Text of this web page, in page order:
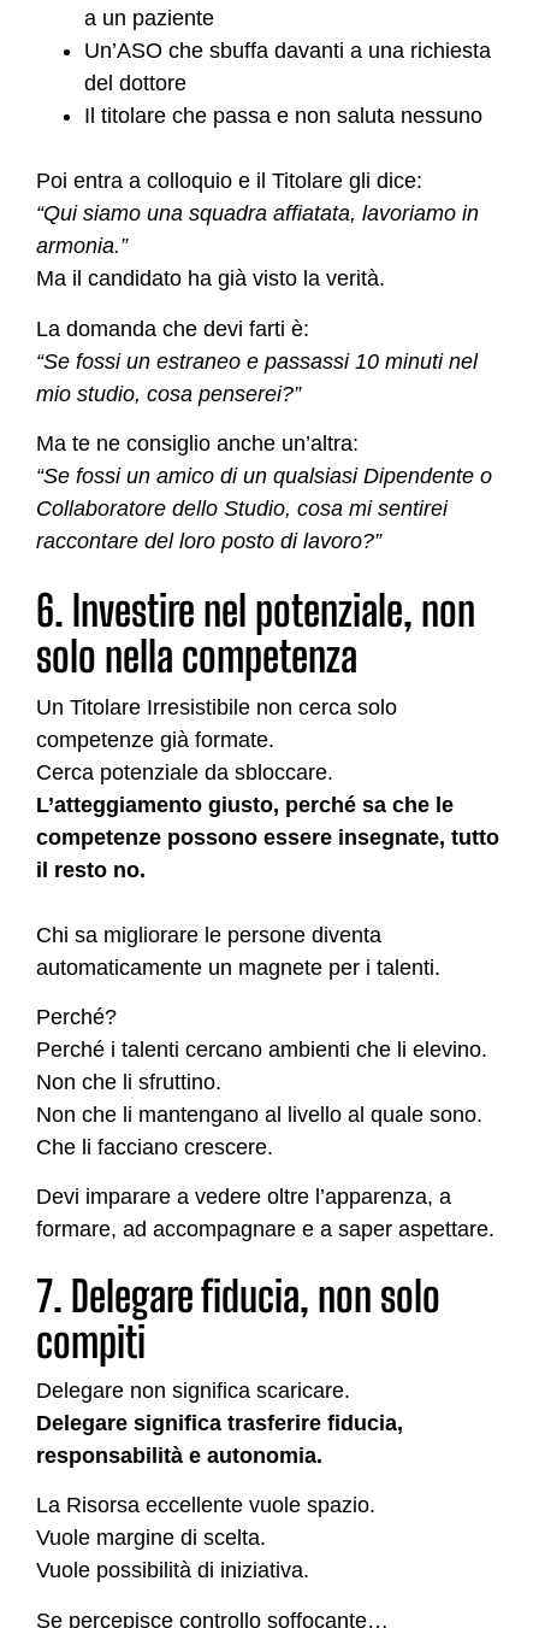
a un paziente
Un’ASO che sbuffa davanti a una richiesta
del dottore
Il titolare che passa e non saluta nessuno
Poi entra a colloquio e il Titolare gli dice:
“Qui siamo una squadra affiatata, lavoriamo in
armonia.”
Ma il candidato ha già visto la verità.
La domanda che devi farti è:
“Se fossi un estraneo e passassi 10 minuti nel
mio studio, cosa penserei?”
Ma te ne consiglio anche un’altra:
“Se fossi un amico di un qualsiasi Dipendente o
Collaboratore dello Studio, cosa mi sentirei
raccontare del loro posto di lavoro?”
6. Investire nel potenziale, non
solo nella competenza
Un Titolare Irresistibile non cerca solo
competenze già formate.
Cerca potenziale da sbloccare.
L’atteggiamento giusto, perché sa che le
competenze possono essere insegnate, tutto
il resto no.
Chi sa migliorare le persone diventa
automaticamente un magnete per i talenti.
Perché?
Perché i talenti cercano ambienti che li elevino.
Non che li sfruttino.
Non che li mantengano al livello al quale sono.
Che li facciano crescere.
Devi imparare a vedere oltre l’apparenza, a
formare, ad accompagnare e a saper aspettare.
7. Delegare fiducia, non solo
compiti
Delegare non significa scaricare.
Delegare significa trasferire fiducia,
responsabilità e autonomia.
La Risorsa eccellente vuole spazio.
Vuole margine di scelta.
Vuole possibilità di iniziativa.
Se percepisce controllo soffocante…